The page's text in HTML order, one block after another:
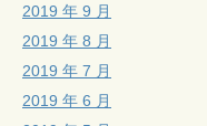
2019 年 9 月
2019 年 8 月
2019 年 7 月
2019 年 6 月